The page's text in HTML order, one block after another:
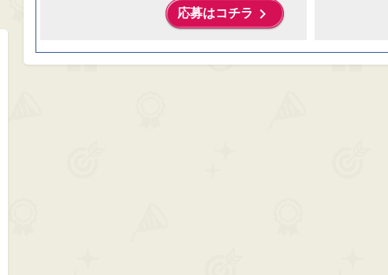
応募はコチラ keyboard_arrow_right